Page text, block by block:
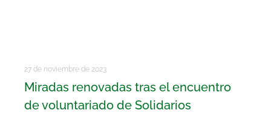
27 de noviembre de 2023
Miradas renovadas tras el encuentro
de voluntariado de Solidarios